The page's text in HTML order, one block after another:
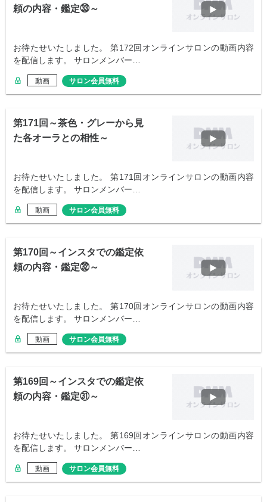
頼の内容・鑑定㉝～
お待たせいたしました。 第172回オンラインサロンの動画内容
を配信します。 サロンメンバー…
動画 サロン会員無料
第171回～茶色・グレーから見
た各オーラとの相性～
お待たせいたしました。 第171回オンラインサロンの動画内容
を配信します。 サロンメンバー…
動画 サロン会員無料
第170回～インスタでの鑑定依
頼の内容・鑑定㉜～
お待たせいたしました。 第170回オンラインサロンの動画内容
を配信します。 サロンメンバー…
動画 サロン会員無料
第169回～インスタでの鑑定依
頼の内容・鑑定㉛～
お待たせいたしました。 第169回オンラインサロンの動画内容
を配信します。 サロンメンバー…
動画 サロン会員無料